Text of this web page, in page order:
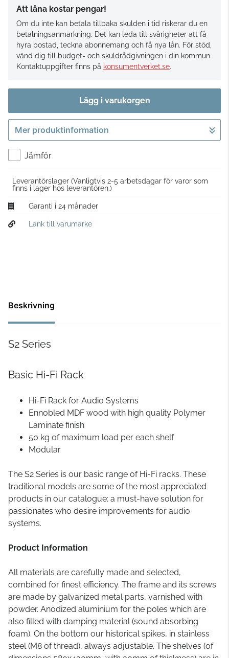
Att låna kostar pengar!
Om du inte kan betala tillbaka skulden i tid riskerar du en
betalningsanmärkning. Det kan leda till svårigheter att få
hyra bostad, teckna abonnemang och få nya lån. För stöd,
vänd dig till budget- och skuldrådgivningen i din kommun.
Kontaktuppgifter finns på konsumentverket.se.
Lägg i varukorgen
Gå till kassan
Mer produktinformation
Jämför
Leverantörslager (Vanligtvis 2-5 arbetsdagar för varor som
finns i lager hos leverantören.)
Garanti i 24 månader
Länk till varumärke
Beskrivning
S2 Series
Basic Hi-Fi Rack
Hi-Fi Rack for Audio Systems
Ennobled MDF wood with high quality Polymer
Laminate finish
50 kg of maximum load per each shelf
Modular
The S2 Series is our basic range of Hi-Fi racks. These
traditional models are some of the most appreciated
products in our catalogue: a must-have solution for
passionates who desire improvements for audio
systems.
Product Information
All materials are carefully made and selected,
combined for finest efficiency. The frame and its screws
are made by galvanized metal parts, varnished with
powder. Anodized aluminium for the poles which are
also filled with damping material (sound absorbing
foam). On the bottom our historical spikes, in stainless
steel (M8 of thread), always adjustable. The shelves (of